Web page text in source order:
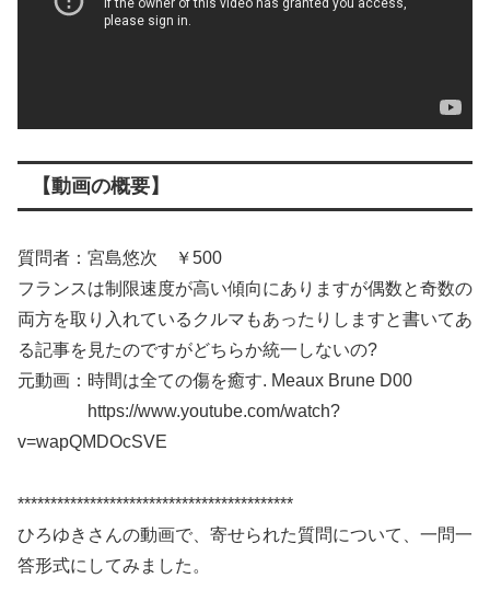
【動画の概要】
質問者：宮島悠次 ￥500
フランスは制限速度が高い傾向にありますが偶数と奇数の
両方を取り入れているクルマもあったりしますと書いてあ
る記事を見たのですがどちらか統一しないの?
元動画：時間は全ての傷を癒す. Meaux Brune D00
https://www.youtube.com/watch?
v=wapQMDOcSVE
******************************************
ひろゆきさんの動画で、寄せられた質問について、一問一
答形式にしてみました。